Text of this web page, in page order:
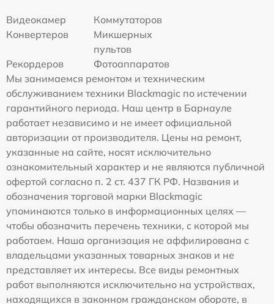
Видеокамер
Коммутаторов
Конвертеров
Микшерных
пультов
Рекордеров
Фотоаппаратов
Мы занимаемся ремонтом и техническим
обслуживанием техники Blackmagic по истечении
гарантийного периода. Наш центр в Барнауле
работает независимо и не имеет официальной
авторизации от производителя. Цены на ремонт,
указанные на сайте, носят исключительно
ознакомительный характер и не являются публичной
офертой согласно п. 2 ст. 437 ГК РФ. Названия и
обозначения торговой марки Blackmagic
упоминаются только в информационных целях —
чтобы обозначить перечень техники, с которой мы
работаем. Наша организация не аффилирована с
владельцами указанных товарных знаков и не
представляет их интересы. Все виды ремонтных
работ выполняются исключительно на устройствах,
находящихся в законном гражданском обороте, в